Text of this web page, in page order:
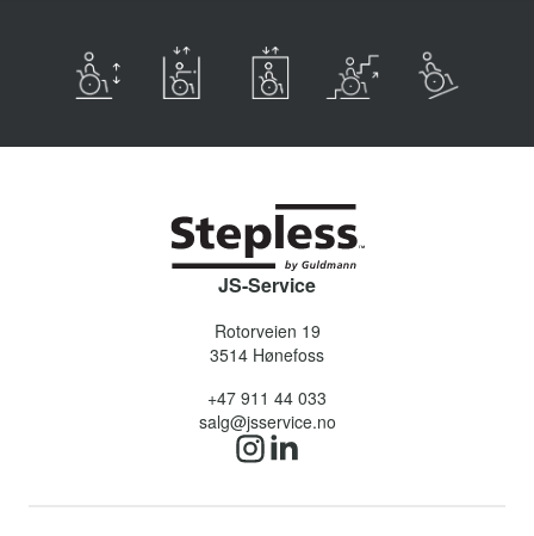
JS-Service
Rotorveien 19
3514 Hønefoss
+47 911 44 033
salg@jsservice.no